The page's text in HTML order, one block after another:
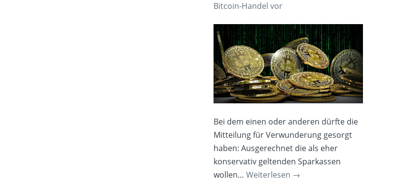
Bitcoin-Handel vor
Bei dem einen oder anderen dürfte die
Mitteilung für Verwunderung gesorgt
haben: Ausgerechnet die als eher
konservativ geltenden Sparkassen
wollen…Weiterlesen →